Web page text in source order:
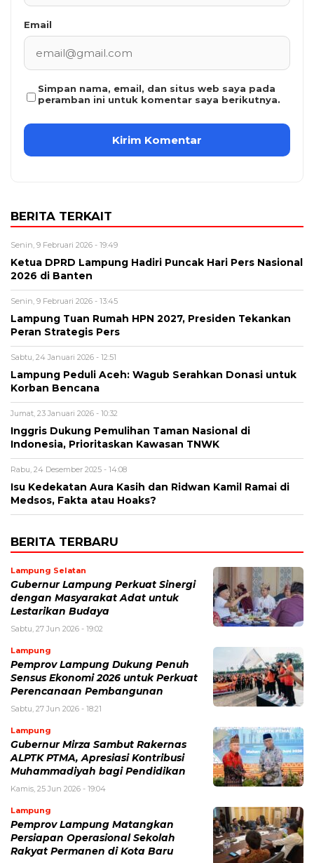
Email
Simpan nama, email, dan situs web saya pada
peramban ini untuk komentar saya berikutnya.
BERITA TERKAIT
Senin, 9 Februari 2026 - 19:49
Ketua DPRD Lampung Hadiri Puncak Hari Pers Nasional
2026 di Banten
Senin, 9 Februari 2026 - 13:45
Lampung Tuan Rumah HPN 2027, Presiden Tekankan
Peran Strategis Pers
Sabtu, 24 Januari 2026 - 12:51
Lampung Peduli Aceh: Wagub Serahkan Donasi untuk
Korban Bencana
Jumat, 23 Januari 2026 - 10:32
Inggris Dukung Pemulihan Taman Nasional di
Indonesia, Prioritaskan Kawasan TNWK
Rabu, 24 Desember 2025 - 14:08
Isu Kedekatan Aura Kasih dan Ridwan Kamil Ramai di
Medsos, Fakta atau Hoaks?
BERITA TERBARU
Lampung Selatan
Gubernur Lampung Perkuat Sinergi
dengan Masyarakat Adat untuk
Lestarikan Budaya
Sabtu, 27 Jun 2026 - 19:02
Lampung
Pemprov Lampung Dukung Penuh
Sensus Ekonomi 2026 untuk Perkuat
Perencanaan Pembangunan
Sabtu, 27 Jun 2026 - 18:21
Lampung
Gubernur Mirza Sambut Rakernas
ALPTK PTMA, Apresiasi Kontribusi
Muhammadiyah bagi Pendidikan
Kamis, 25 Jun 2026 - 19:04
Lampung
Pemprov Lampung Matangkan
Persiapan Operasional Sekolah
Rakyat Permanen di Kota Baru